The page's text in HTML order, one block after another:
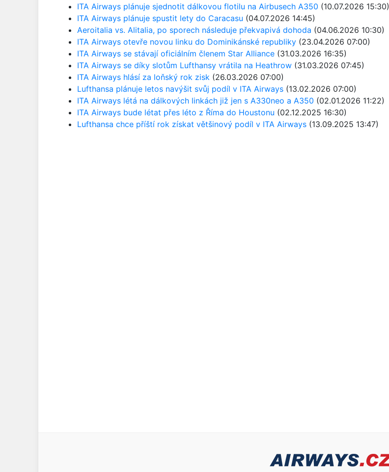
ITA Airways plánuje sjednotit dálkovou flotilu na Airbusech A350 (10.07.2026 15:30)
ITA Airways plánuje spustit lety do Caracasu (04.07.2026 14:45)
Aeroitalia vs. Alitalia, po sporech následuje překvapivá dohoda (04.06.2026 10:30)
ITA Airways otevře novou linku do Dominikánské republiky (23.04.2026 07:00)
ITA Airways se stávají oficiálním členem Star Alliance (31.03.2026 16:35)
ITA Airways se díky slotům Lufthansy vrátila na Heathrow (31.03.2026 07:45)
ITA Airways hlásí za loňský rok zisk (26.03.2026 07:00)
Lufthansa plánuje letos navýšit svůj podíl v ITA Airways (13.02.2026 07:00)
ITA Airways létá na dálkových linkách již jen s A330neo a A350 (02.01.2026 11:22)
ITA Airways bude létat přes léto z Říma do Houstonu (02.12.2025 16:30)
Lufthansa chce příští rok získat většinový podíl v ITA Airways (13.09.2025 13:47)